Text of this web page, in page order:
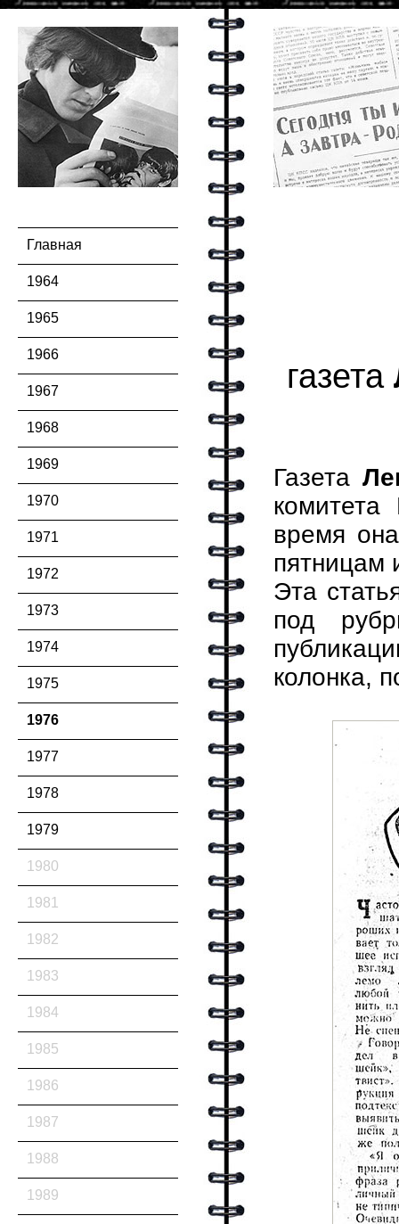
Главная
1964
1965
1966
1967
1968
1969
1970
1971
1972
1973
1974
1975
1976
1977
1978
1979
1980
1981
1982
1983
1984
1985
1986
1987
1988
1989
газета
Газета
время
пятницам
Эта
под
колонка,